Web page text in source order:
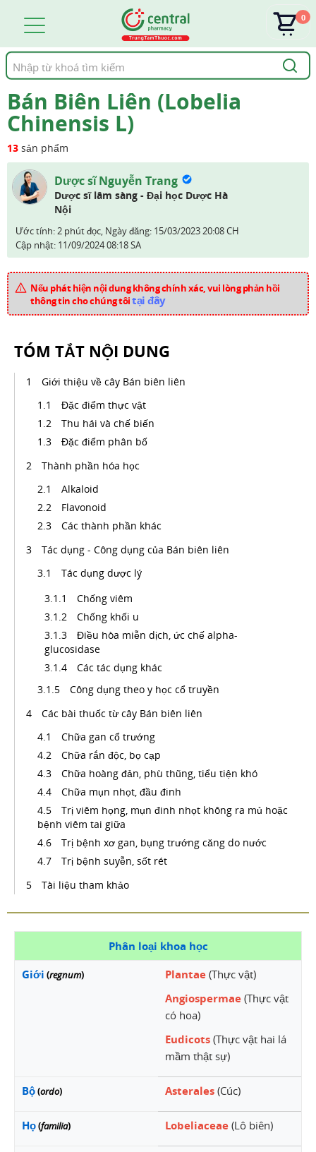
Tìm
kiếm
0
Bán Biên Liên (Lobelia
Chinensis L)
13 sản phẩm
Dược sĩ Nguyễn Trang
Dược sĩ lâm sàng - Đại học Dược Hà
Nội
Ước tính: 2 phút đọc, Ngày đăng: 15/03/2023 20:08 CH
Cập nhật: 11/09/2024 08:18 SA
Nếu phát hiện nội dung không chính xác, vui lòng phản hồi
thông tin cho chúng tôitại đây
TÓM TẮT NỘI DUNG
Giới thiệu về cây Bán biên liên
Đặc điểm thực vật
Thu hái và chế biến
Đặc điểm phân bố
Thành phần hóa học
Alkaloid
Flavonoid
Các thành phần khác
Tác dụng - Công dụng của Bán biên liên
Tác dụng dược lý
Chống viêm
Chống khối u
Điều hòa miễn dịch, ức chế alpha-
glucosidase
Các tác dụng khác
Công dụng theo y học cổ truyền
Các bài thuốc từ cây Bán biên liên
Chữa gan cổ trướng
Chữa rắn độc, bọ cạp
Chữa hoàng đản, phù thũng, tiểu tiện khó
Chữa mụn nhọt, đầu đinh
Trị viêm họng, mụn đinh nhọt không ra mủ hoặc
bệnh viêm tai giữa
Trị bệnh xơ gan, bụng trướng căng do nước
Trị bệnh suyễn, sốt rét
Tài liệu tham khảo
Phân loại khoa học
Giới (regnum) Plantae (Thực vật)
Angiospermae (Thực vật
có hoa)
Eudicots (Thực vật hai lá
mầm thật sự)
Bộ(ordo) Asterales (Cúc)
Họ(familia) Lobeliaceae (Lô biên)